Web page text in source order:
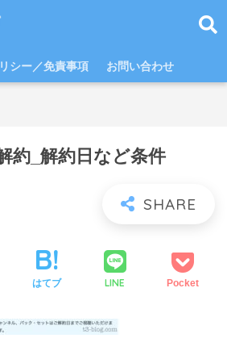
シー／免責事項 お問い合わせ
約_解約日など条件
はてブ LINE Pocket